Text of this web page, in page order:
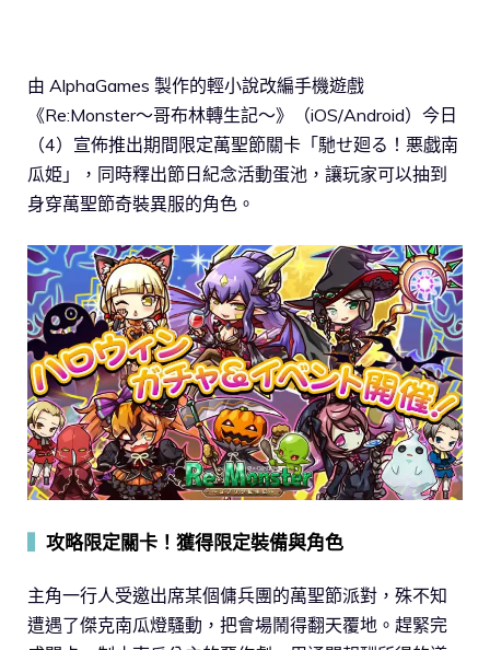
由 AlphaGames 製作的輕小說改編手機遊戲
《Re:Monster～哥布林轉生記～》（iOS/Android）今日
（4）宣佈推出期間限定萬聖節關卡「馳せ廻る！悪戯南
瓜姫」，同時釋出節日紀念活動蛋池，讓玩家可以抽到
身穿萬聖節奇裝異服的角色。
攻略限定關卡！獲得限定裝備與角色
主角一行人受邀出席某個傭兵團的萬聖節派對，殊不知
遭遇了傑克南瓜燈騷動，把會場鬧得翻天覆地。趕緊完